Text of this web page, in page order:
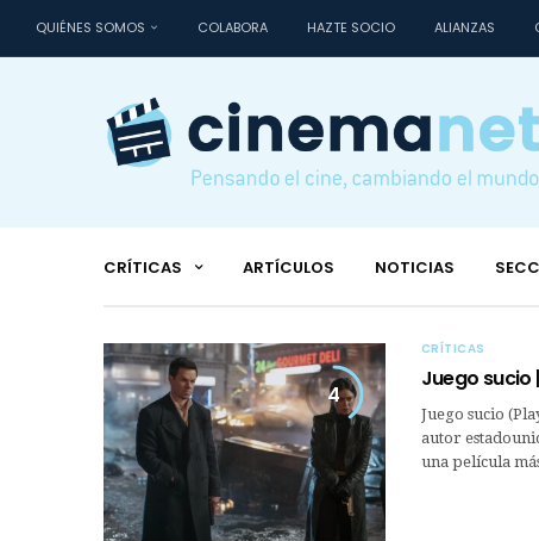
QUIÉNES SOMOS COLABORA HAZTE SOCIO ALIANZAS
CRÍTICAS ARTÍCULOS NOTICIAS
4
CRÍTICAS
Juego sucio
Juego sucio
autor
una película